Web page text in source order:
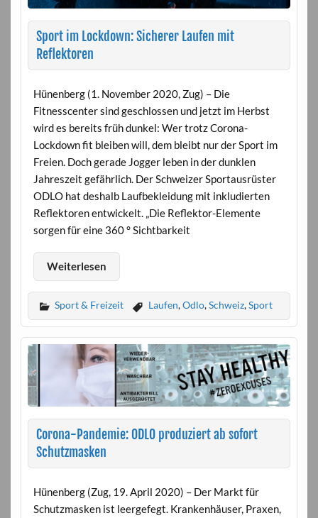
Sport im Lockdown: Sicherer Laufen mit
Reflektoren
Hünenberg (1. November 2020, Zug) – Die
Fitnesscenter sind geschlossen und jetzt im Herbst
wird es bereits früh dunkel: Wer trotz Corona-
Lockdown fit bleiben will, dem bleibt nur der Sport im
Freien. Doch gerade Jogger leben in der dunklen
Jahreszeit gefährlich. Der Schweizer Sportausrüster
ODLO hat deshalb Laufbekleidung mit inkludierten
Reflektoren entwickelt. „Die Reflektor-Elemente
sorgen für eine 360 ° Sichtbarkeit
Weiterlesen
Sport & Freizeit Laufen,Odlo,Schweiz,Sport
Corona-Pandemie: ODLO produziert ab sofort
Schutzmasken
Hünenberg (Zug, 19. April 2020) – Der Markt für
Schutzmasken ist leergefegt. Krankenhäuser, Praxen,